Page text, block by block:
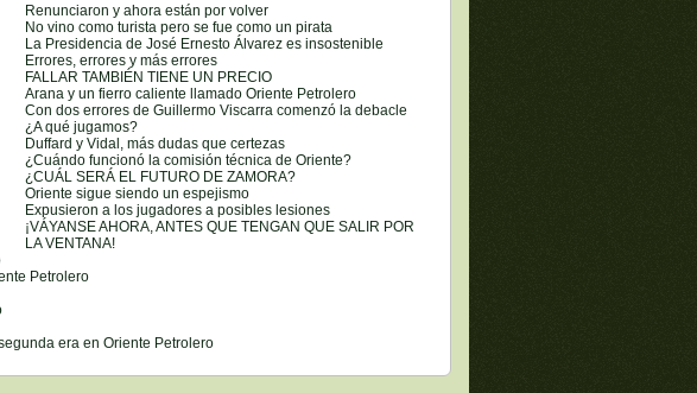
Renunciaron y ahora están por volver
No vino como turista pero se fue como un pirata
La Presidencia de José Ernesto Álvarez es insostenible
Errores, errores y más errores
FALLAR TAMBIÉN TIENE UN PRECIO
Arana y un fierro caliente llamado Oriente Petrolero
Con dos errores de Guillermo Viscarra comenzó la debacle
¿A qué jugamos?
Duffard y Vidal, más dudas que certezas
¿Cuándo funcionó la comisión técnica de Oriente?
¿CUÁL SERÁ EL FUTURO DE ZAMORA?
Oriente sigue siendo un espejismo
Expusieron a los jugadores a posibles lesiones
¡VÁYANSE AHORA, ANTES QUE TENGAN QUE SALIR POR
LA VENTANA!
Petrolero
era en Oriente Petrolero